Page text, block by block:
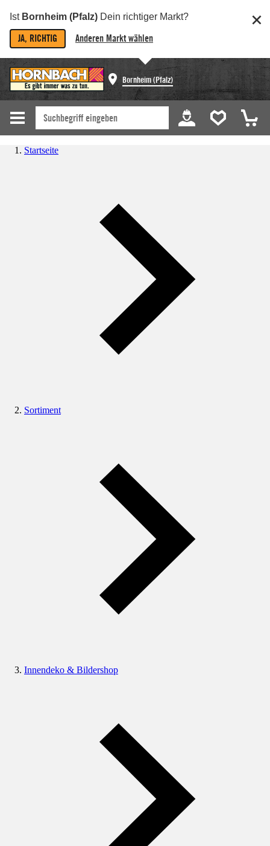
Ist Bornheim (Pfalz) Dein richtiger Markt?
JA, RICHTIG Anderen Markt wählen
Bornheim (Pfalz)
Startseite
Sortiment
Innendeko & Bildershop